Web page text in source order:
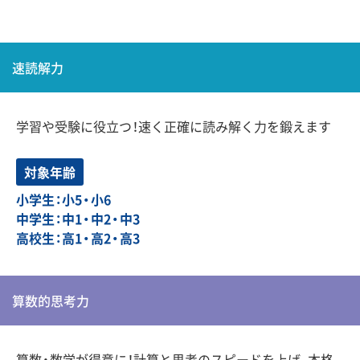
速読解力
学習や受験に役立つ！速く正確に読み解く力を鍛えます
対象年齢
小学生：小5・小6
中学生：中1・中2・中3
高校生：高1・高2・高3
算数的思考力